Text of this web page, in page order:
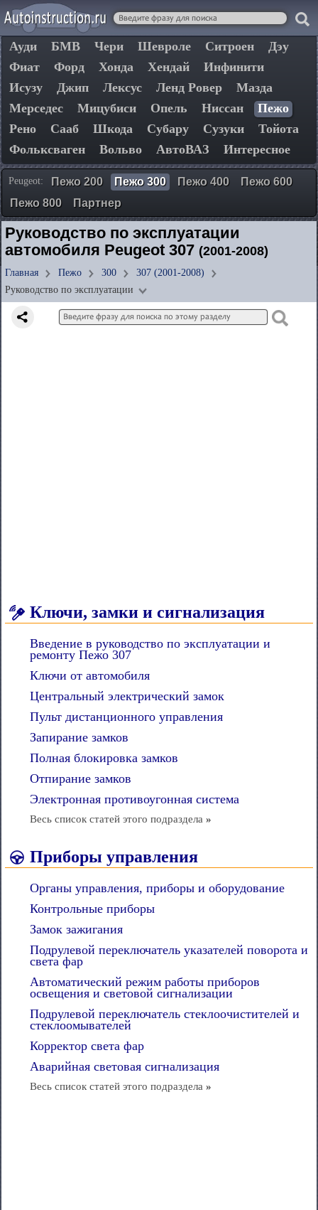
Ауди БМВ Чери Шевроле Ситроен
Дэу
Фиат
Форд Хонда Хендай
Инфинити
Исузу
Джип Лексус Ленд Ровер
Мазда
Мерседес
Мицубиси Опель Ниссан
Пежо
Рено
Сааб Шкода Субару Сузуки
Тойота
Фольксваген
Вольво АвтоВАЗ Интересное
Peugeot: Пежо 200 Пежо 300 Пежо 400
Пежо 600
Пежо 800
Партнер
Руководство по эксплуатации
автомобиля Peugeot 307 (2001-2008)
Главная Пежо 300
307 (2001-2008)
Руководство по эксплуатации
Ключи, замки и сигнализация
Введение в руководство по эксплуатации и
ремонту Пежо 307
Ключи от автомобиля
Центральный электрический замок
Пульт дистанционного управления
Запирание замков
Полная блокировка замков
Отпирание замков
Электронная противоугонная система
Весь список статей этого подраздела »
Приборы управления
Органы управления, приборы и оборудование
Контрольные приборы
Замок зажигания
Подрулевой переключатель указателей поворота и
света фар
Автоматический режим работы приборов
освещения и световой сигнализации
Подрулевой переключатель стеклоочистителей и
стеклоомывателей
Корректор света фар
Аварийная световая сигнализация
Весь список статей этого подраздела »